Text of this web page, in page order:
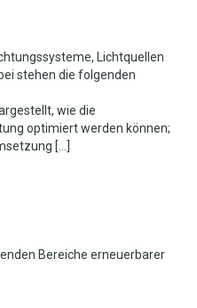
Lichtquellen
stehen die folgenden
wie die
optimiert werden können;
[...]
Bereiche erneuerbarer